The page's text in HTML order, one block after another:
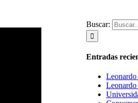
Buscar:
Entradas